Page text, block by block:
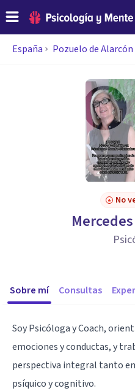
España Pozuelo de Alarcón
No
Sobre mí Consultas
Soy Psicóloga y Coach,
emociones y conductas, y
perspectiva integral tanto
psíquico y cognitivo.